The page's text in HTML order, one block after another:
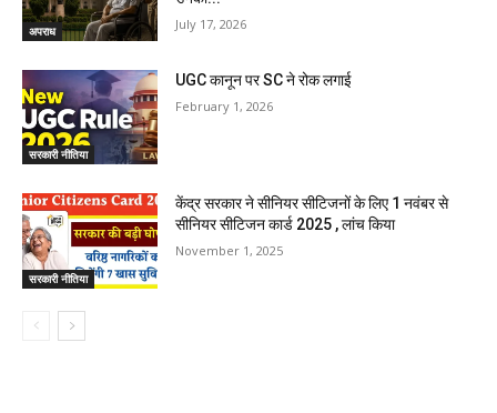
अपराध July 17, 2026
सरकारी नीतिया
UGC कानून पर SC ने रोक लगाई
February 1, 2026
सरकारी नीतिया
केंद्र सरकार ने सीनियर सीटिजनों के लिए 1 नवंबर से
सीनियर सीटिजन कार्ड 2025 , लांच किया
November 1, 2025